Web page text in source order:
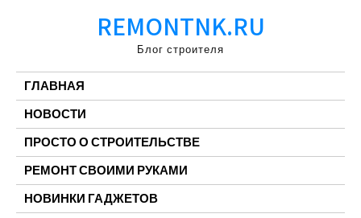
REMONTNK.RU
Блог строителя
ГЛАВНАЯ
НОВОСТИ
ПРОСТО О СТРОИТЕЛЬСТВЕ
РЕМОНТ СВОИМИ РУКАМИ
НОВИНКИ ГАДЖЕТОВ